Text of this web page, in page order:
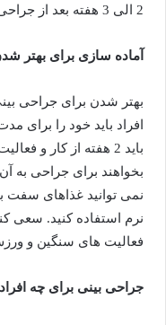
2 الی 3 هفته بعد از جراحی بینی سیگار استفاده کنند.
آماده سازی برای بهتر
بهتر شدن برای جراحی
افراد باید خود را برای
باید 2 هفته از کار
بخواهند برای جراحی به
نمی توانید غذاهای سفت
نرم استفاده کنید. سعی
فعالیت های سنگین و
جراحی بینی برای چه